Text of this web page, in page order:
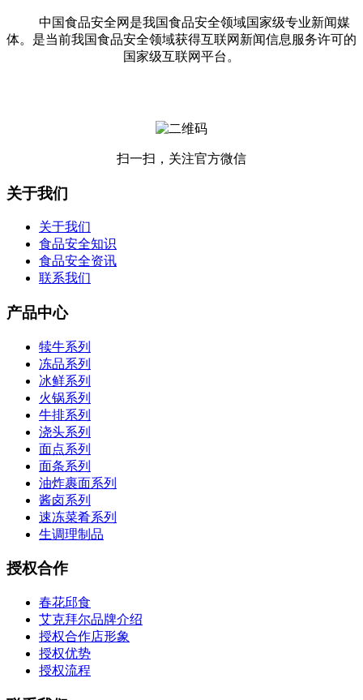
中国食品安全网是我国食品安全领域国家级专业新闻媒
体。是当前我国食品安全领域获得互联网新闻信息服务许可的
国家级互联网平台。
扫一扫，关注官方微信
关于我们
关于我们
食品安全知识
食品安全资讯
联系我们
产品中心
犊牛系列
冻品系列
冰鲜系列
火锅系列
牛排系列
浇头系列
面点系列
面条系列
油炸裹面系列
酱卤系列
速冻菜肴系列
生调理制品
授权合作
春花邱食
艾克拜尔品牌介绍
授权合作店形象
授权优势
授权流程